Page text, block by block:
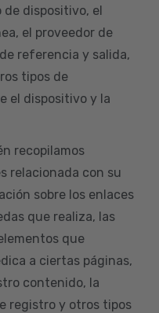
de dispositivo, el
el proveedor de
referencia y salida,
tipos de
el dispositivo y la
recopilamos
relacionada con su
sobre los enlaces
que realiza, las
que
a ciertas páginas,
contenido, la
registro y otros tipos